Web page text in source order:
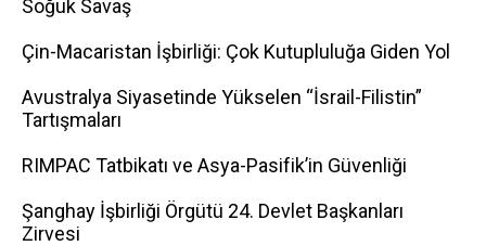
Soğuk Savaş
Çin-Macaristan İşbirliği: Çok Kutupluluğa Giden Yol
Avustralya Siyasetinde Yükselen “İsrail-Filistin”
Tartışmaları
RIMPAC Tatbikatı ve Asya-Pasifik’in Güvenliği
Şanghay İşbirliği Örgütü 24. Devlet Başkanları
Zirvesi